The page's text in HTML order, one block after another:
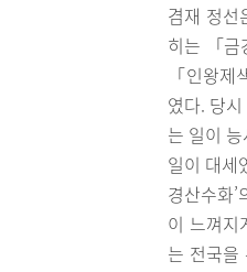
겸재 정선
히는 「금
「인왕
였다. 당
는 일이
일이 대세
경산수화
이 느껴지
는 전국을